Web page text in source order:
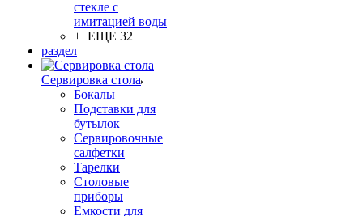
стекле с
имитацией воды
+ ЕЩЕ 32
раздел
Сервировка стола
Бокалы
Подставки для
бутылок
Сервировочные
салфетки
Тарелки
Столовые
приборы
Емкости для